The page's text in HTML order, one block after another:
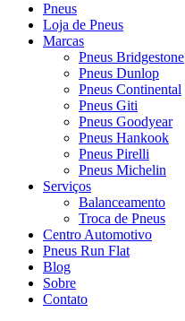
Pneus
Loja de Pneus
Marcas
Pneus Bridgestone
Pneus Dunlop
Pneus Continental
Pneus Giti
Pneus Goodyear
Pneus Hankook
Pneus Pirelli
Pneus Michelin
Serviços
Balanceamento
Troca de Pneus
Centro Automotivo
Pneus Run Flat
Blog
Sobre
Contato